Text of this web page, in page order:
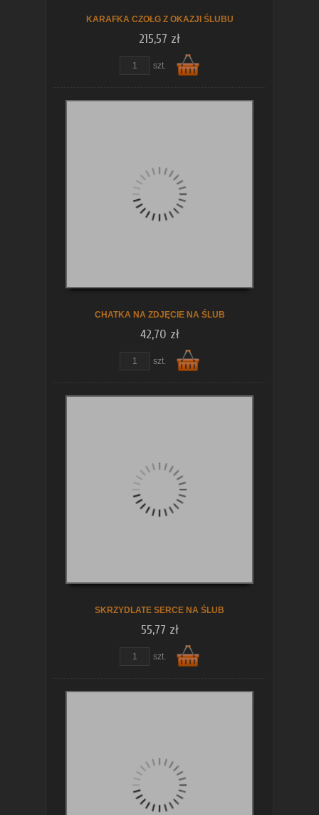
KARAFKA CZOŁG Z OKAZJI ŚLUBU
215,57 zł
szt.
CHATKA NA ZDJĘCIE NA ŚLUB
42,70 zł
szt.
SKRZYDLATE SERCE NA ŚLUB
55,77 zł
szt.